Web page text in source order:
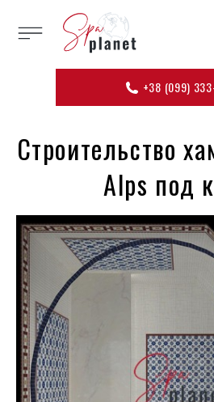
+38 (099)
Строительство
Alps под